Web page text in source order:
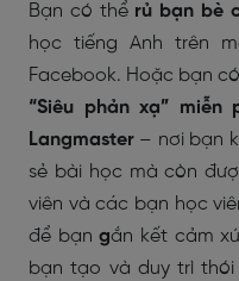
Bạn có thể rủ bạn bè
học tiếng Anh trên
Facebook. Hoặc bạn
“Siêu phản xạ”
Langmaster – nơi bạn
sẻ bài học mà còn
viên và các bạn học
để bạngắn kết cảm
bạn tạo và duy trì thói